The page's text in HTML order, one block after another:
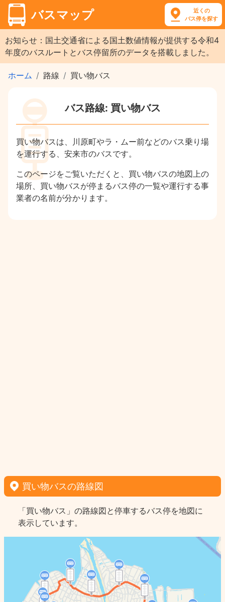
バスマップ
近くの
バス停を探す
お知らせ：国土交通省による国土数値情報が提供する令和4
年度のバスルートとバス停留所のデータを搭載しました。
ホーム 路線 買い物バス
バス路線: 買い物バス
買い物バスは、川原町やラ・ムー前などのバス乗り場
を運行する、安来市のバスです。
このページをご覧いただくと、買い物バスの地図上の
場所、買い物バスが停まるバス停の一覧や運行する事
業者の名前が分かります。
買い物バスの路線図
「買い物バス」の路線図と停車するバス停を地図に
表示しています。